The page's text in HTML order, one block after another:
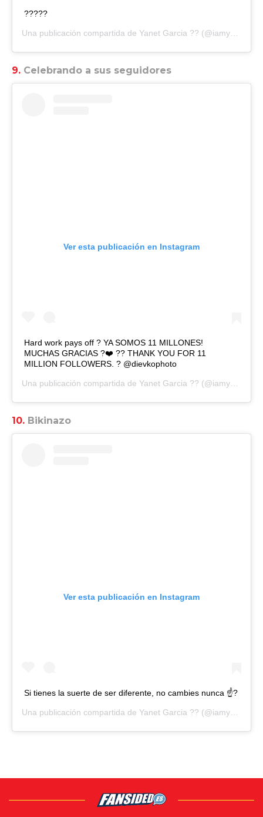
?????
Una publicación compartida de Yanet Garcia ?? (@iamyanetgarcia) el
9. Celebrando a sus seguidores
Ver esta publicación en Instagram
Hard work pays off ? YA SOMOS 11 MILLONES!
MUCHAS GRACIAS ?❤️ ?? THANK YOU FOR 11
MILLION FOLLOWERS. ? @dievkophoto
Una publicación compartida de Yanet Garcia ?? (@iamyanetgarcia) el
10. Bikinazo
Ver esta publicación en Instagram
Si tienes la suerte de ser diferente, no cambies nunca ☝?
Una publicación compartida de Yanet Garcia ?? (@iamyanetgarcia) el